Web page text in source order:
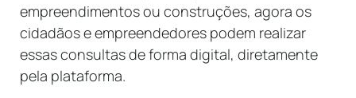
empreendimentos ou construções, agora os
cidadãos e empreendedores podem realizar
essas consultas de forma digital, diretamente
pela plataforma.